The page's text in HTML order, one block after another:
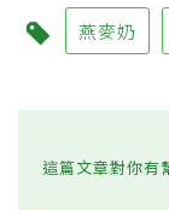
燕麥奶
這篇文章對你有